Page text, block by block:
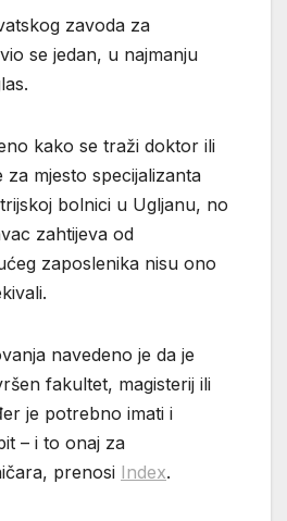
zavoda za
se jedan, u najmanju
kako se traži doktor ili
mjesto specijalizanta
bolnici u Ugljanu, no
zahtijeva od
zaposlenika nisu ono
navedeno je da je
fakultet, magisterij ili
je potrebno imati i
– i to onaj za
prenosi Index.